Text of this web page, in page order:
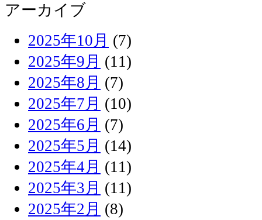
アーカイブ
2025年10月 (7)
2025年9月 (11)
2025年8月 (7)
2025年7月 (10)
2025年6月 (7)
2025年5月 (14)
2025年4月 (11)
2025年3月 (11)
2025年2月 (8)